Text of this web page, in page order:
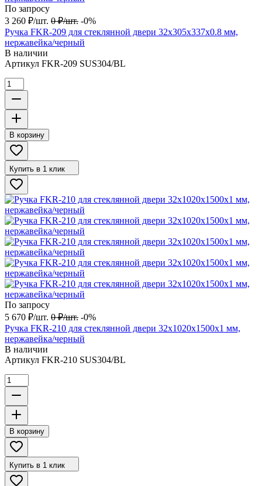
По запросу
3 260 ₽/шт. 0 ₽/шт. -0%
Ручка FKR-209 для стеклянной двери 32x305х337х0.8 мм,
нержавейка/черный
В наличии
Артикул FKR-209 SUS304/BL
В корзину
Купить в 1 клик
По запросу
5 670 ₽/шт. 0 ₽/шт. -0%
Ручка FKR-210 для стеклянной двери 32x1020х1500х1 мм,
нержавейка/черный
В наличии
Артикул FKR-210 SUS304/BL
В корзину
Купить в 1 клик